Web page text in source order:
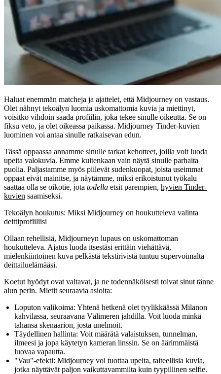
Haluat enemmän matcheja ja ajattelet, että Midjourney on vastaus.
Olet nähnyt tekoälyn luomia uskomattomia kuvia ja miettinyt,
voisitko vihdoin saada profiilin, joka tekee sinulle oikeutta. Se on
fiksu veto, ja olet oikeassa paikassa. Midjourney Tinder-kuvien
luominen voi antaa sinulle ratkaisevan edun.
Tässä oppaassa annamme sinulle tarkat kehotteet, joilla voit luoda
upeita valokuvia. Emme kuitenkaan vain näytä sinulle parhaita
puolia. Paljastamme myös piilevät sudenkuopat, joista useimmat
oppaat eivät mainitse, ja näytämme, miksi erikoistunut työkalu
saattaa olla se oikotie, jota todella etsit parempien, hyvien Tinder-
kuvien saamiseksi.
Tekoälyn houkutus: Miksi Midjourney on houkutteleva valinta
deittiprofiiliisi
Ollaan rehellisiä, Midjourneyn lupaus on uskomattoman
houkutteleva. Ajatus luoda itsestäsi erittäin viehättävä,
mielenkiintoinen kuva pelkästä tekstirivistä tuntuu supervoimalta
deittailuelämääsi.
Koetut hyödyt ovat valtavat, ja ne todennäköisesti toivat sinut tänne
alun perin. Mietit seuraavia asioita:
Loputon valikoima: Yhtenä hetkenä olet tyylikkäässä Milanon
kahvilassa, seuraavana Välimeren jahdilla. Voit luoda minkä
tahansa skenaarion, josta unelmoit.
Täydellinen hallinta: Voit määrätä valaistuksen, tunnelman,
ilmeesi ja jopa käytetyn kameran linssin. Se on äärimmäistä
luovaa vapautta.
"Vau"-efekti: Midjourney voi tuottaa upeita, taiteellisia kuvia,
jotka näyttävät paljon vaikuttavammilta kuin tyypillinen selfie.